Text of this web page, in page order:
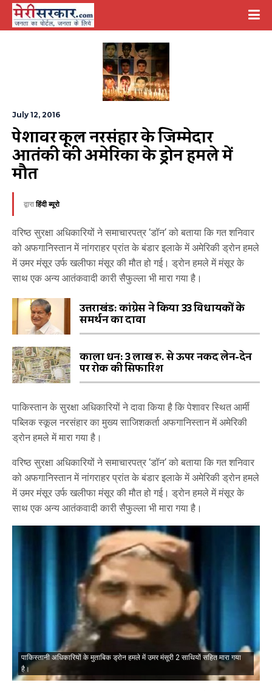
July 12, 2016
पेशावर स्कूल नरसंहार के जिम्मेदार
आतंकी की अमेरिका के ड्रोन हमले में
मौत
द्वाराहिंदी ब्यूरो
वरिष्ठ सुरक्षा अधिकारियों ने समाचारपत्र ‘डॉन‘ को बताया कि गत शनिवार
को अफगानिस्तान में नांगराहर प्रांत के बंडार इलाके में अमेरिकी ड्रोन हमले
में उमर मंसूर उर्फ खलीफा मंसूर की मौत हो गई। ड्रोन हमले में मंसूर के
साथ एक अन्य आतंकवादी कारी सैफुल्ला भी मारा गया है।
उत्तराखंड: कांग्रेस ने किया 33 विधायकों के
समर्थन का दावा
काला धन: 3 लाख रु. से ऊपर नकद लेन-देन
पर रोक की सिफारिश
पाकिस्तान के सुरक्षा अधिकारियों ने दावा किया है कि पेशावर स्थित आर्मी
पब्लिक स्कूल नरसंहार का मुख्य साजिशकर्ता अफगानिस्तान में अमेरिकी
ड्रोन हमले में मारा गया है।
वरिष्ठ सुरक्षा अधिकारियों ने समाचारपत्र ‘डॉन‘ को बताया कि गत शनिवार
को अफगानिस्तान में नांगराहर प्रांत के बंडार इलाके में अमेरिकी ड्रोन हमले
में उमर मंसूर उर्फ खलीफा मंसूर की मौत हो गई। ड्रोन हमले में मंसूर के
साथ एक अन्य आतंकवादी कारी सैफुल्ला भी मारा गया है।
पाकिस्तानी अधिकारियों के मुताबिक ड्रोन हमले में उमर मंसूरी 2 साथियों सहित मारा गया
है।